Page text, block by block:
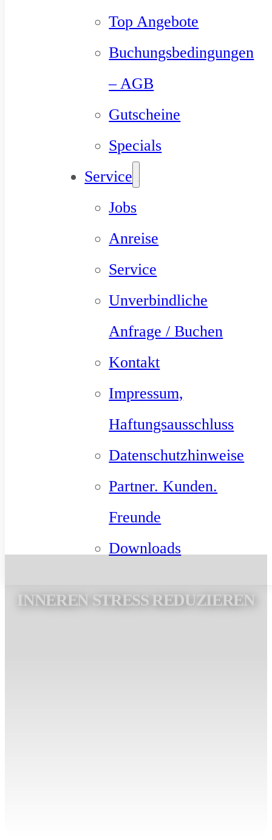
Top Angebote
Buchungsbedingungen
– AGB
Gutscheine
Specials
Service
Jobs
Anreise
Service
Unverbindliche
Anfrage / Buchen
Kontakt
Impressum,
Haftungsausschluss
Datenschutzhinweise
Partner. Kunden.
Freunde
Downloads
INNEREN STRESS REDUZIEREN